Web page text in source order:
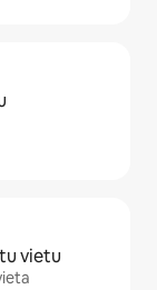
vietu